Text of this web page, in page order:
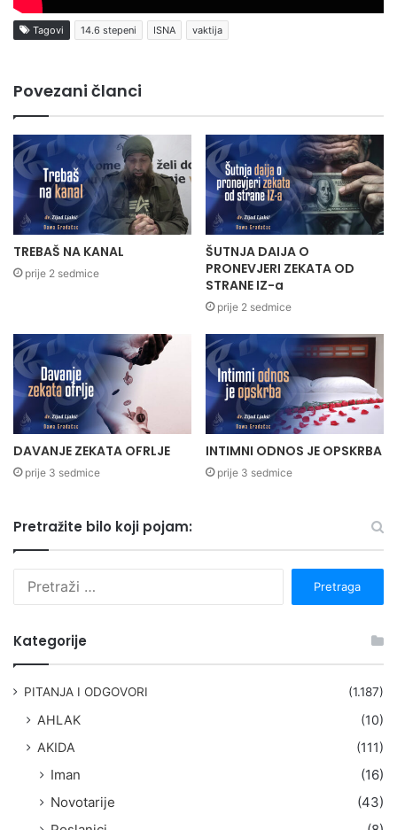
Tagovi 14.6 stepeni ISNA vaktija
Povezani članci
TREBAŠ NA KANAL
prije 2 sedmice
ŠUTNJA DAIJA O
PRONEVJERI ZEKATA OD
STRANE IZ-a
prije 2 sedmice
DAVANJE ZEKATA OFRLJE
prije 3 sedmice
INTIMNI ODNOS JE OPSKRBA
prije 3 sedmice
Pretražite bilo koji pojam:
Kategorije
PITANJA I ODGOVORI (1.187)
AHLAK
(10)
AKIDA
(111)
Iman
(16)
Novotarije
(43)